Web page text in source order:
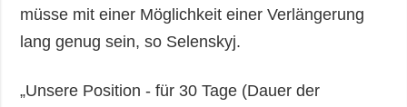
müsse mit einer Möglichkeit einer Verlängerung
lang genug sein, so Selenskyj.
„Unsere Position - für 30 Tage (Dauer der